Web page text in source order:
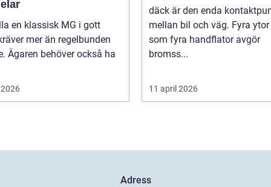
en klassisk MG i gott
mer än regelbunden
Ägaren behöver också ha
däck är den enda
mellan bil och väg. Fyra
som fyra handflator avgör
bromss...
11 april 2026
Adress